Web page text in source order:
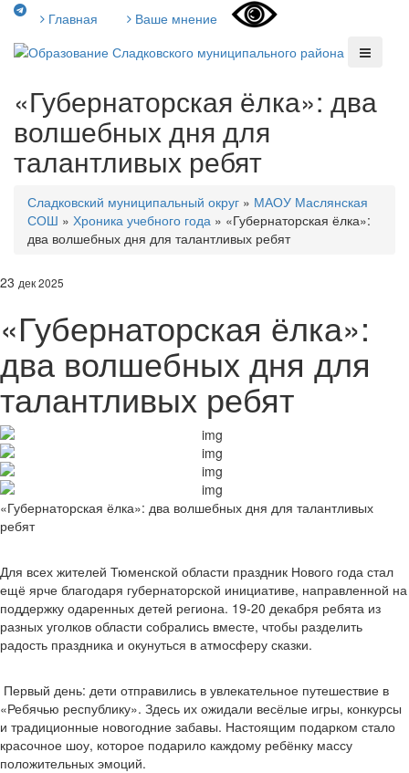
Главная Ваше мнение
«Губернаторская ёлка»: два
волшебных дня для
талантливых ребят
Сладковский муниципальный округ » МАОУ Маслянская
СОШ » Хроника учебного года » «Губернаторская ёлка»:
два волшебных дня для талантливых ребят
23 дек 2025
«Губернаторская ёлка»:
два волшебных дня для
талантливых ребят
«Губернаторская ёлка»: два волшебных дня для талантливых
ребят
Для всех жителей Тюменской области праздник Нового года стал
ещё ярче благодаря губернаторской инициативе, направленной на
поддержку одаренных детей региона. 19-20 декабря ребята из
разных уголков области собрались вместе, чтобы разделить
радость праздника и окунуться в атмосферу сказки.
Первый день: дети отправились в увлекательное путешествие в
«Ребячью республику». Здесь их ожидали весёлые игры, конкурсы
и традиционные новогодние забавы. Настоящим подарком стало
красочное шоу, которое подарило каждому ребёнку массу
положительных эмоций.